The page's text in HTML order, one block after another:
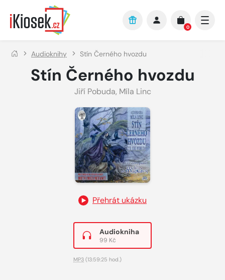
Přejít na hlavní obsah
0
Audioknihy Stín Černého hvozdu
Stín Černého hvozdu
Jiří Pobuda, Míla Linc
Přehrát ukázku
Audiokniha
99 Kč
MP3 (13:59:25 hod.)